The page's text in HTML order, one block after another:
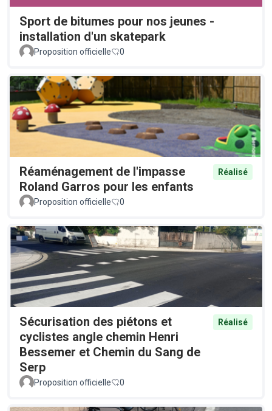
Sport de bitumes pour nos jeunes -
installation d'un skatepark
Proposition officielle 0
Réaménagement de l'impasse
Roland Garros pour les enfants
Réalisé
Proposition officielle 0
Sécurisation des piétons et
cyclistes angle chemin Henri
Bessemer et Chemin du Sang de
Serp
Réalisé
Proposition officielle 0